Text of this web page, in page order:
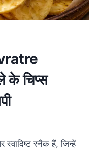
चिप्स
स्नैक हैं, जिन्हें